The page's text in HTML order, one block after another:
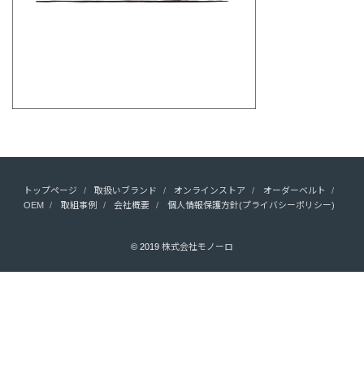
トップページ 取扱いブランド オンラインストア
オーダーベルト
OEM
取組事例 会社概要 個人情報保護方針(プライバシーポリシー)
© 2019 株式会社モノーロ